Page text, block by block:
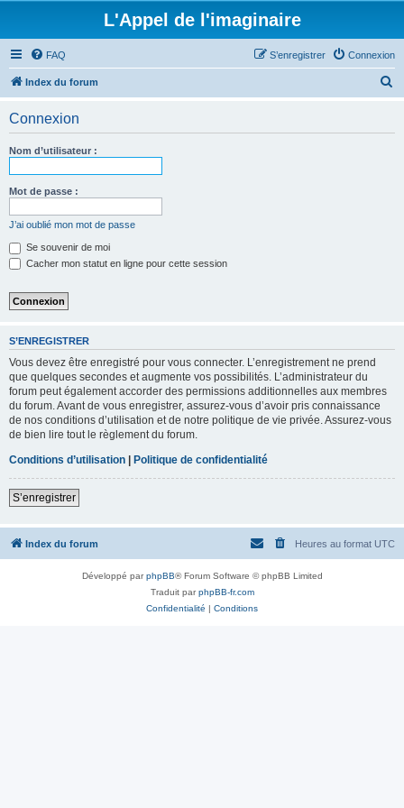
L'Appel de l'imaginaire
FAQ Connexion
S’enregistrer
Index du forum
Connexion
Nom d’utilisateur :
Mot de passe :
J’ai oublié mon mot de passe
Se souvenir de moi
Cacher mon statut en ligne pour cette session
S’ENREGISTRER
Vous devez être enregistré pour vous connecter. L’enregistrement ne prend
que quelques secondes et augmente vos possibilités. L’administrateur du
forum peut également accorder des permissions additionnelles aux membres
du forum. Avant de vous enregistrer, assurez-vous d’avoir pris connaissance
de nos conditions d’utilisation et de notre politique de vie privée. Assurez-vous
de bien lire tout le règlement du forum.
Conditions d’utilisation | Politique de confidentialité
S’enregistrer
Index du forum Heures au format UTC
Développé parphpBB® Forum Software © phpBB Limited
Traduit parphpBB-fr.com
Confidentialité | Conditions